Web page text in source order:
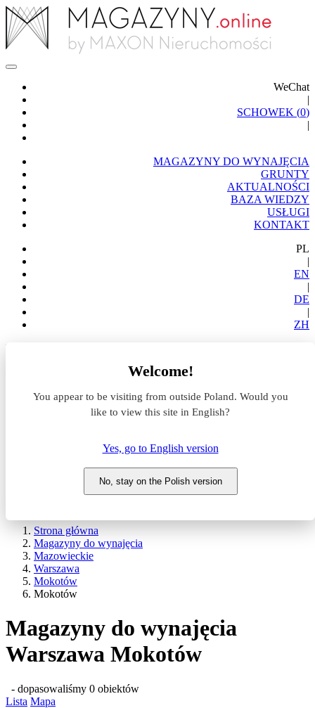
WeChat
|
SCHOWEK (0)
|
MAGAZYNY DO WYNAJĘCIA
GRUNTY
AKTUALNOŚCI
BAZA WIEDZY
USŁUGI
KONTAKT
PL
|
EN
|
DE
|
ZH
Welcome!
You appear to be visiting from outside Poland. Would you
like to view this site in English?
Yes, go to English version
No, stay on the Polish version
Lokalizacja
Strona główna
Magazyny do wynajęcia
Mazowieckie
Warszawa
Mokotów
Mokotów
Magazyny do wynajęcia
Warszawa Mokotów
- dopasowaliśmy 0 obiektów
Lista Mapa